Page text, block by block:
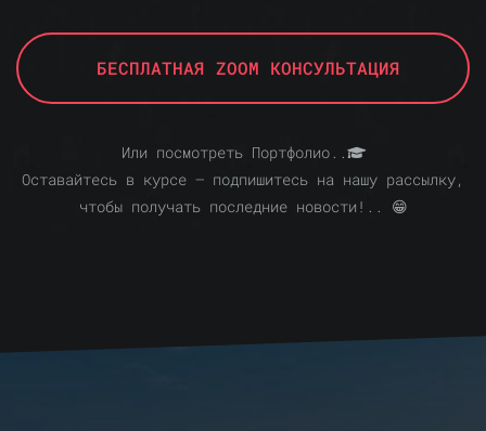
БЕСПЛАТНАЯ ZOOM КОНСУЛЬТАЦИЯ
Или посмотреть Портфолио..
Оставайтесь в курсе — подпишитесь на нашу рассылку,
чтобы получать последние новости!.. 😁